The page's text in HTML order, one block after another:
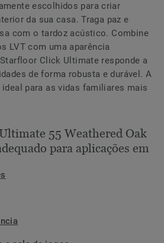
escolhidos para criar
da sua casa. Traga paz e
com o tardoz acústico. Combine
LVT com uma aparência
Click Ultimate responde a
de forma robusta e durável. A
para as vidas familiares mais
55 Weathered Oak
para aplicações em